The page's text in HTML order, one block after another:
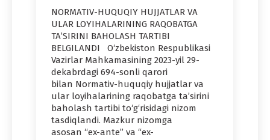
NORMATIV-HUQUQIY HUJJATLAR VA
ULAR LOYIHALARINING RAQOBATGA
TAʼSIRINI BAHOLASH TARTIBI
BELGILANDI O‘zbekiston Respublikasi
Vazirlar Mahkamasining 2023-yil 29-
dekabrdagi 694-sonli qarori
bilan Normativ-huquqiy hujjatlar va
ular loyihalarining raqobatga taʼsirini
baholash tartibi to‘g‘risidagi nizom
tasdiqlandi. Mazkur nizomga
asosan “ex-ante” va “ex-